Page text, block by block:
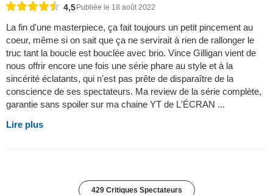
4,5 Publiée le 18 août 2022
La fin d'une masterpiece, ça fait toujours un petit pincement au
coeur, même si on sait que ça ne servirait à rien de rallonger le
truc tant la boucle est bouclée avec brio. Vince Gilligan vient de
nous offrir encore une fois une série phare au style et à la
sincérité éclatants, qui n'est pas prête de disparaître de la
conscience de ses spectateurs. Ma review de la série complète,
garantie sans spoiler sur ma chaine YT de L'ÉCRAN ...
Lire plus
429 Critiques Spectateurs